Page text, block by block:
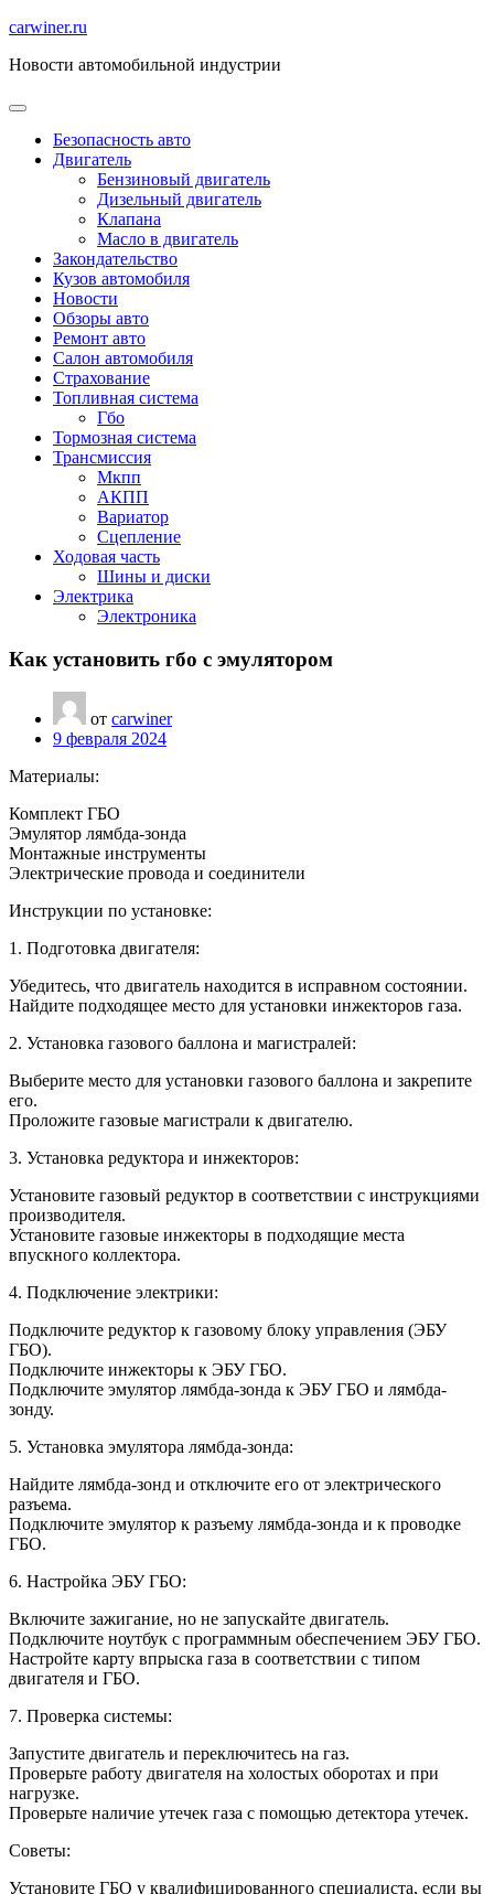
Перейти
содержимому
carwiner.ru
Новости автомобильной индустрии
Безопасность авто
Двигатель
Бензиновый двигатель
Дизельный двигатель
Клапана
Масло в двигатель
Закондательство
Кузов автомобиля
Новости
Обзоры авто
Ремонт авто
Салон автомобиля
Страхование
Топливная система
Гбо
Тормозная система
Трансмиссия
Мкпп
АКПП
Вариатор
Сцепление
Ходовая часть
Шины и диски
Электрика
Электроника
Как установить гбо с эмулятором
от carwiner
9 февраля 2024
Материалы:
Комплект ГБО
Эмулятор лямбда-зонда
Монтажные инструменты
Электрические провода и соединители
Инструкции по установке:
1. Подготовка двигателя:
Убедитесь, что двигатель находится в исправном состоянии.
Найдите подходящее место для установки инжекторов газа.
2. Установка газового баллона и магистралей:
Выберите место для установки газового баллона и закрепите
его.
Проложите газовые магистрали к двигателю.
3. Установка редуктора и инжекторов:
Установите газовый редуктор в соответствии с инструкциями
производителя.
Установите газовые инжекторы в подходящие места
впускного коллектора.
4. Подключение электрики:
Подключите редуктор к газовому блоку управления (ЭБУ
ГБО).
Подключите инжекторы к ЭБУ ГБО.
Подключите эмулятор лямбда-зонда к ЭБУ ГБО и лямбда-
зонду.
5. Установка эмулятора лямбда-зонда:
Найдите лямбда-зонд и отключите его от электрического
разъема.
Подключите эмулятор к разъему лямбда-зонда и к проводке
ГБО.
6. Настройка ЭБУ ГБО:
Включите зажигание, но не запускайте двигатель.
Подключите ноутбук с программным обеспечением ЭБУ ГБО.
Настройте карту впрыска газа в соответствии с типом
двигателя и ГБО.
7. Проверка системы:
Запустите двигатель и переключитесь на газ.
Проверьте работу двигателя на холостых оборотах и при
нагрузке.
Проверьте наличие утечек газа с помощью детектора утечек.
Советы:
Установите ГБО у квалифицированного специалиста, если вы